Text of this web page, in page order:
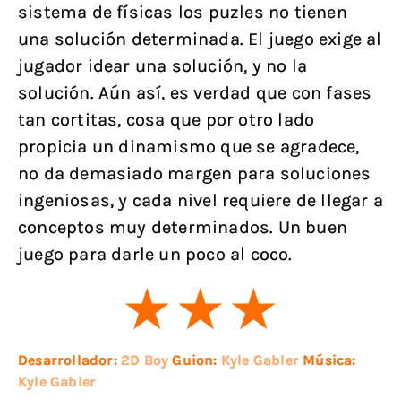
sistema de físicas los puzles no tienen
una solución determinada. El juego exige al
jugador idear una solución, y no la
solución. Aún así, es verdad que con fases
tan cortitas, cosa que por otro lado
propicia un dinamismo que se agradece,
no da demasiado margen para soluciones
ingeniosas, y cada nivel requiere de llegar a
conceptos muy determinados. Un buen
juego para darle un poco al coco.
Desarrollador: 2D Boy Guion: Kyle Gabler Música:
Kyle Gabler